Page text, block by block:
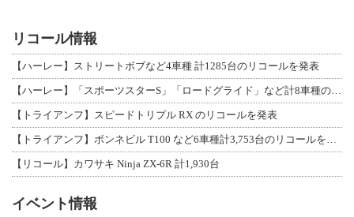
リコール情報
【ハーレー】ストリートボブなど4車種 計1285台のリコールを発表
【ハーレー】「スポーツスターS」「ロードグライド」など計8車種のリコールを発表
【トライアンフ】スピードトリプル RX のリコールを発表
【トライアンフ】ボンネビル T100 など6車種計3,753台のリコールを発表
【リコール】カワサキ Ninja ZX-6R 計1,930台
イベント情報